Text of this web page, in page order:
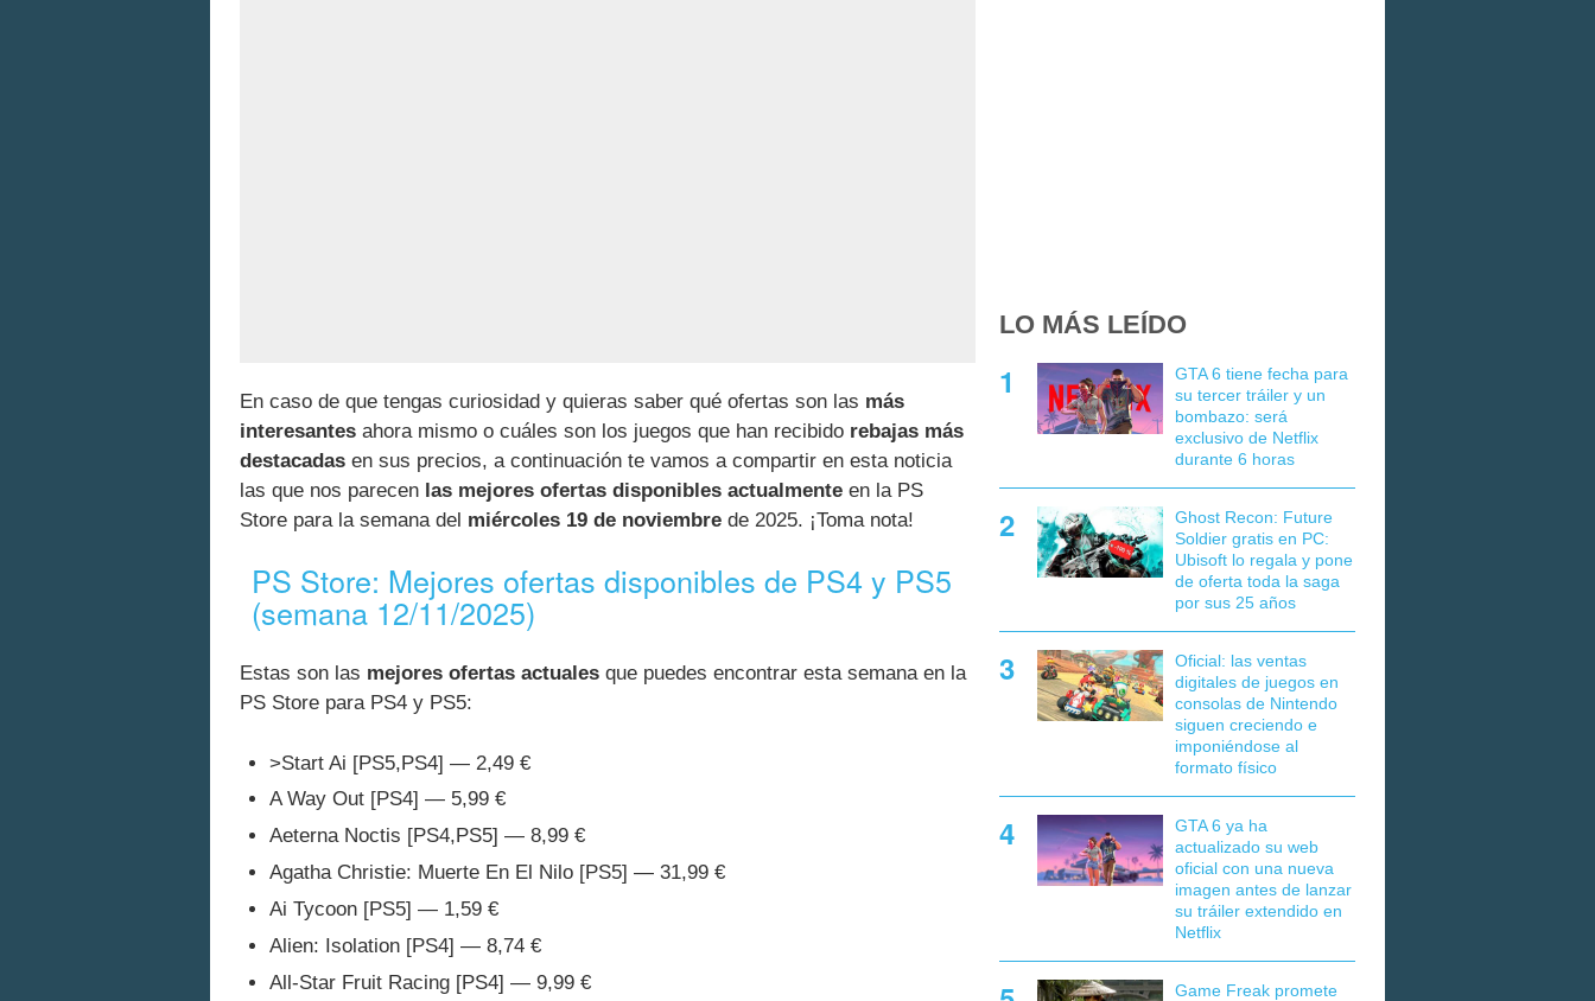
En caso de que tengas curiosidad y quieras saber qué ofertas son las más
interesantes ahora mismo o cuáles son los juegos que han recibido rebajas más
destacadas en sus precios, a continuación te vamos a compartir en esta noticia
las que nos parecen las mejores ofertas disponibles actualmente en la PS
Store para la semana del miércoles 19 de noviembre de 2025. ¡Toma nota!
PS Store: Mejores ofertas disponibles de PS4 y PS5
(semana 12/11/2025)
Estas son las mejores ofertas actuales que puedes encontrar esta semana en la
PS Store para PS4 y PS5:
>Start Ai [PS5,PS4] — 2,49 €
A Way Out [PS4] — 5,99 €
Aeterna Noctis [PS4,PS5] — 8,99 €
Agatha Christie: Muerte En El Nilo [PS5] — 31,99 €
Ai Tycoon [PS5] — 1,59 €
Alien: Isolation [PS4] — 8,74 €
All-Star Fruit Racing [PS4] — 9,99 €
LO MÁS LEÍDO
GTA 6 tiene fecha para
su tercer tráiler y un
bombazo: será
exclusivo de Netflix
durante 6 horas
Ghost Recon: Future
Soldier gratis en PC:
Ubisoft lo regala y pone
de oferta toda la saga
por sus 25 años
Oficial: las ventas
digitales de juegos en
consolas de Nintendo
siguen creciendo e
imponiéndose al
formato físico
GTA 6 ya ha
actualizado su web
oficial con una nueva
imagen antes de lanzar
su tráiler extendido en
Netflix
Game Freak promete